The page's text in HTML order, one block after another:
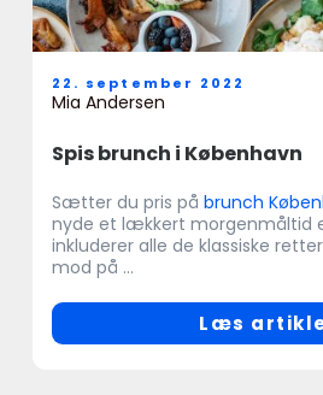
Spis brunch i København
22. september 2022
Mia Andersen
Sætter du pris på brunch
nyde et lækkert morgenmåltid
inkluderer alle de klassiske
mod på ...
Læs